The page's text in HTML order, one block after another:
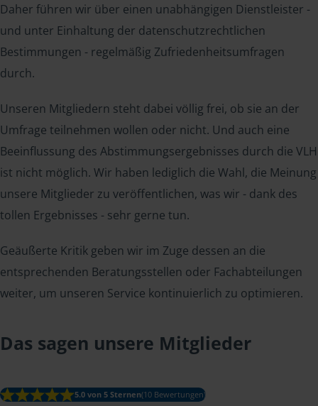
Daher führen wir über einen unabhängigen Dienstleister -
und unter Einhaltung der datenschutzrechtlichen
Bestimmungen - regelmäßig Zufriedenheitsumfragen
durch.
Unseren Mitgliedern steht dabei völlig frei, ob sie an der
Umfrage teilnehmen wollen oder nicht. Und auch eine
Beeinflussung des Abstimmungsergebnisses durch die VLH
ist nicht möglich. Wir haben lediglich die Wahl, die Meinung
unsere Mitglieder zu veröffentlichen, was wir - dank des
tollen Ergebnisses - sehr gerne tun.
Geäußerte Kritik geben wir im Zuge dessen an die
entsprechenden Beratungsstellen oder Fachabteilungen
weiter, um unseren Service kontinuierlich zu optimieren.
Das sagen unsere Mitglieder
5.0 von 5 Sternen(10 Bewertungen)